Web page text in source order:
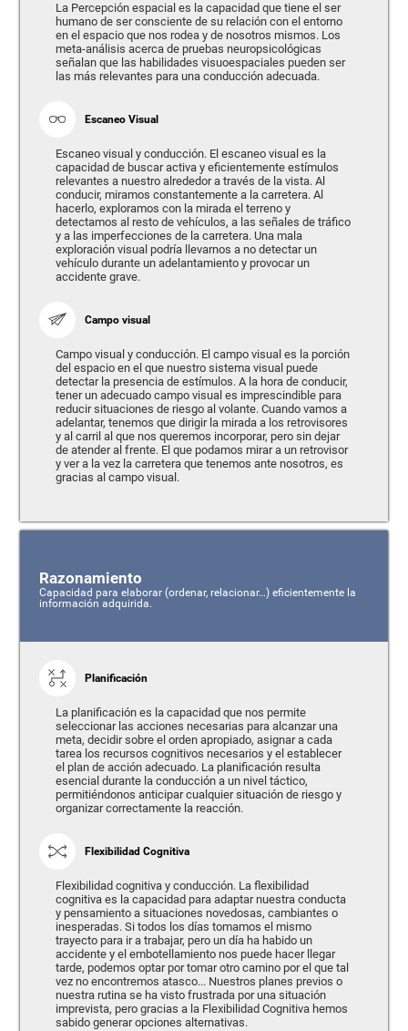
La Percepción espacial es la capacidad que tiene el ser
humano de ser consciente de su relación con el entorno
en el espacio que nos rodea y de nosotros mismos. Los
meta-análisis acerca de pruebas neuropsicológicas
señalan que las habilidades visuoespaciales pueden ser
las más relevantes para una conducción adecuada.
Escaneo Visual
Escaneo visual y conducción. El escaneo visual es la
capacidad de buscar activa y eficientemente estímulos
relevantes a nuestro alrededor a través de la vista. Al
conducir, miramos constantemente a la carretera. Al
hacerlo, exploramos con la mirada el terreno y
detectamos al resto de vehículos, a las señales de tráfico
y a las imperfecciones de la carretera. Una mala
exploración visual podría llevarnos a no detectar un
vehículo durante un adelantamiento y provocar un
accidente grave.
Campo visual
Campo visual y conducción. El campo visual es la porción
del espacio en el que nuestro sistema visual puede
detectar la presencia de estímulos. A la hora de conducir,
tener un adecuado campo visual es imprescindible para
reducir situaciones de riesgo al volante. Cuando vamos a
adelantar, tenemos que dirigir la mirada a los retrovisores
y al carril al que nos queremos incorporar, pero sin dejar
de atender al frente. El que podamos mirar a un retrovisor
y ver a la vez la carretera que tenemos ante nosotros, es
gracias al campo visual.
Razonamiento
Capacidad para elaborar (ordenar, relacionar…) eficientemente la
información adquirida.
Planificación
La planificación es la capacidad que nos permite
seleccionar las acciones necesarias para alcanzar una
meta, decidir sobre el orden apropiado, asignar a cada
tarea los recursos cognitivos necesarios y el establecer
el plan de acción adecuado. La planificación resulta
esencial durante la conducción a un nivel táctico,
permitiéndonos anticipar cualquier situación de riesgo y
organizar correctamente la reacción.
Flexibilidad Cognitiva
Flexibilidad cognitiva y conducción. La flexibilidad
cognitiva es la capacidad para adaptar nuestra conducta
y pensamiento a situaciones novedosas, cambiantes o
inesperadas. Si todos los días tomamos el mismo
trayecto para ir a trabajar, pero un día ha habido un
accidente y el embotellamiento nos puede hacer llegar
tarde, podemos optar por tomar otro camino por el que tal
vez no encontremos atasco... Nuestros planes previos o
nuestra rutina se ha visto frustrada por una situación
imprevista, pero gracias a la Flexibilidad Cognitiva hemos
sabido generar opciones alternativas.